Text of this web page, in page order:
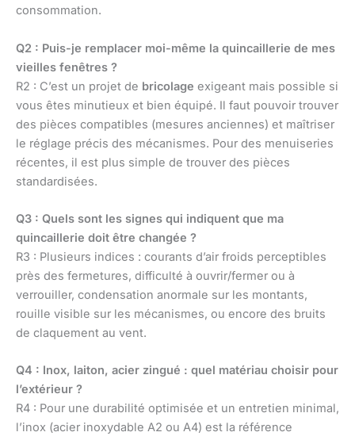
consommation.
Q2 : Puis-je remplacer moi-même la quincaillerie de mes
vieilles fenêtres ?
R2 : C’est un projet de bricolage exigeant mais possible si
vous êtes minutieux et bien équipé. Il faut pouvoir trouver
des pièces compatibles (mesures anciennes) et maîtriser
le réglage précis des mécanismes. Pour des menuiseries
récentes, il est plus simple de trouver des pièces
standardisées.
Q3 : Quels sont les signes qui indiquent que ma
quincaillerie doit être changée ?
R3 : Plusieurs indices : courants d’air froids perceptibles
près des fermetures, difficulté à ouvrir/fermer ou à
verrouiller, condensation anormale sur les montants,
rouille visible sur les mécanismes, ou encore des bruits
de claquement au vent.
Q4 : Inox, laiton, acier zingué : quel matériau choisir pour
l’extérieur ?
R4 : Pour une durabilité optimisée et un entretien minimal,
l’inox (acier inoxydable A2 ou A4) est la référence